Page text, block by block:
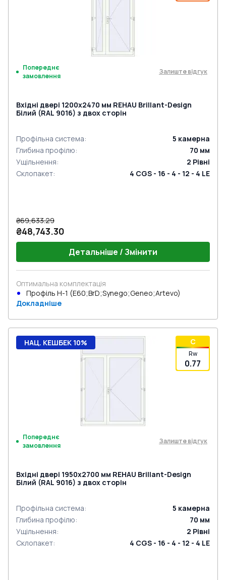
Попереднє
замовлення
Залиште відгук
Вхідні двері 1200x2470 мм REHAU Brillant-Design
Білий (RAL 9016) з двох сторін
Профільна система: 5 камерна
Глибина профілю: 70 мм
Ущільнення: 2 Рівні
Склопакет: 4 CGS - 16 - 4 - 12 - 4 LE
₴69,633.29
₴48,743.30
Детальніше / Змінити
Оптимальна комплектація
Профіль Н-1 (E60;BrD;Synego;Geneo;Artevo)
Докладніше
C
Rw
0.77
НАЦ. КЕШБЕК 10%
Попереднє
замовлення
Залиште відгук
Вхідні двері 1950x2700 мм REHAU Brillant-Design
Білий (RAL 9016) з двох сторін
Профільна система: 5 камерна
Глибина профілю: 70 мм
Ущільнення: 2 Рівні
Склопакет: 4 CGS - 16 - 4 - 12 - 4 LE